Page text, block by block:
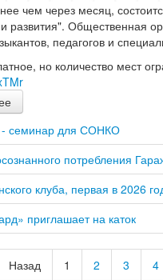
чем через месяц,
развития". Общественная
педагогов и
но количество мест
- семинар для СОНКО
потребления
клуба, первая в 2026
приглашает на каток
Назад 1 2 3 4